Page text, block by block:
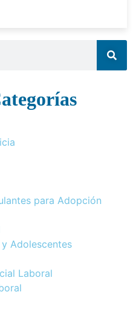
para Adopción
Adolescentes
Laboral